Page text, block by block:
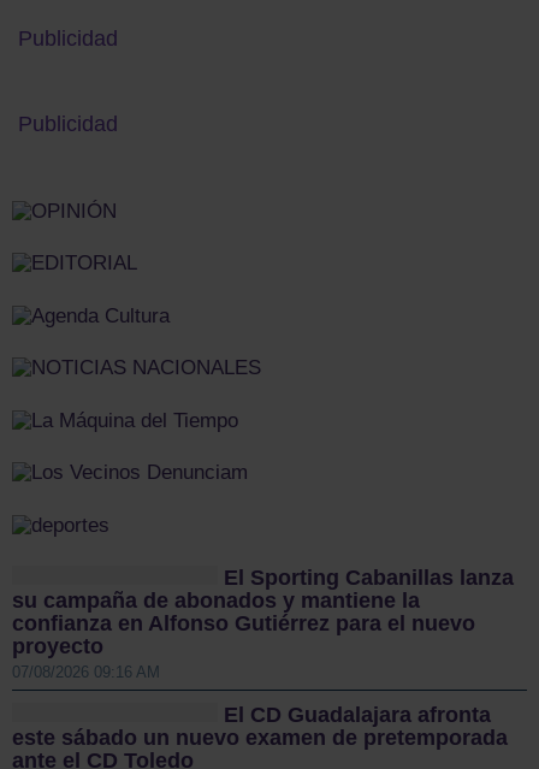
Publicidad
Publicidad
El Sporting Cabanillas lanza
su campaña de abonados y mantiene la
confianza en Alfonso Gutiérrez para el nuevo
proyecto
07/08/2026 09:16 AM
El CD Guadalajara afronta
este sábado un nuevo examen de pretemporada
ante el CD Toledo